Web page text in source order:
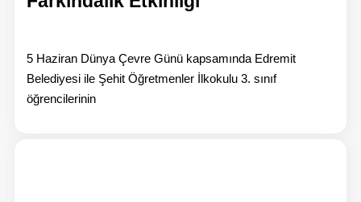
5 Haziran Dünya Çevre Günü kapsamında Edremit
Belediyesi ile Şehit Öğretmenler İlkokulu 3. sınıf
öğrencilerinin